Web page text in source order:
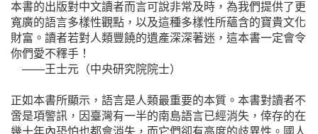
本書的出版對中文讀者而言可說非常及時，為我們提供了更
寬廣的語言多樣性觀點，以及這種多樣性所蘊含的寶貴文化
財富。讀者若對人類豐饒的遺產深深著迷，這本書一定會令
你們愛不釋手！
——王士元（中央研究院院士）
正如本書所顯示，語言是人類最重要的本質。本書對讀者不
啻是項警訊，因臺灣有一半的南島語言已經消失，倖存的在
幾十年內恐怕也都會消失，而它們卻有高度的歧異性。國人